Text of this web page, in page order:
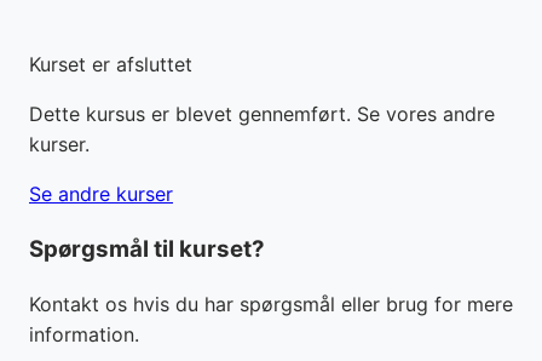
Kurset er afsluttet
Dette kursus er blevet gennemført. Se vores andre
kurser.
Se andre kurser
Spørgsmål til kurset?
Kontakt os hvis du har spørgsmål eller brug for mere
information.